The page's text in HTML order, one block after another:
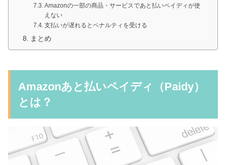
Amazonの一部の商品・サービスであと払いペイディが使
えない
支払いが遅れるとペナルティを受ける
まとめ
Amazonあと払いペイディ（Paidy）
とは？